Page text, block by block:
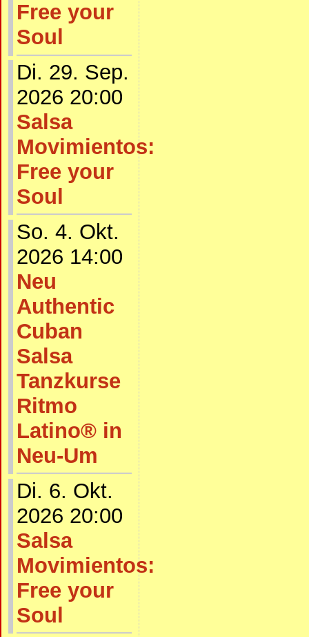
Free your
Soul
Di. 29. Sep.
2026 20:00
Salsa
Movimientos:
Free your
Soul
So. 4. Okt.
2026 14:00
Neu
Authentic
Cuban
Salsa
Tanzkurse
Ritmo
Latino® in
Neu-Um
Di. 6. Okt.
2026 20:00
Salsa
Movimientos:
Free your
Soul